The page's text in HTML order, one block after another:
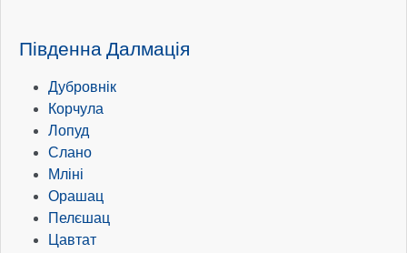
Південна Далмація
Дубровнік
Корчула
Лопуд
Слано
Мліні
Орашац
Пелєшац
Цавтат